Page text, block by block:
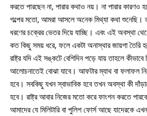
করতে পারছেন না, পারার কথাও নয়। না পারার কারণও
গল্পের মতো, আমরা আসলে অনেক মিথ্যা কথা
ধরণের চক্রের ভেতর দিয়ে যাচ্ছি। এবং এই অবস্থা
কত কিছু সময় ধরে, ফলে একটা অনাস্থার জায়গা তৈরি
রাষ্ট্র যদি এই সঙ্কটে বেশিদিন পড়ে যায় তাহলে
আলোচনাতেই বোঝা যাবে। আফটার ম্যাথ বা ফলাফল
হবে। সবকিছু যখন স্বাভাবিক হবে তখন অবস্থা কী
হবে। রাষ্ট্র আবার নিজের মতো করে ফাংশন করতে
আমাদের যে মিলিটারি বা পুলিশ ফোর্স আছে যাদেরকে